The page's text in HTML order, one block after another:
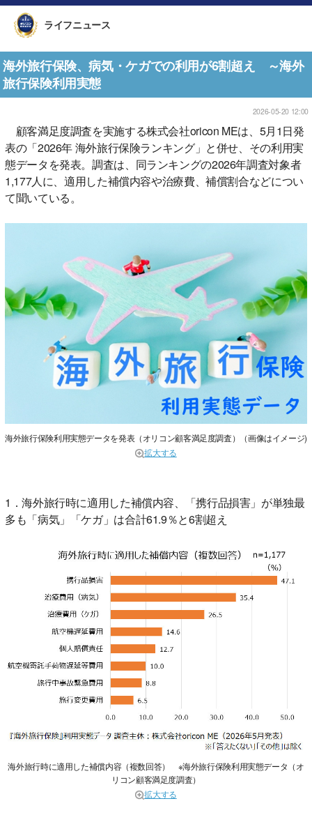
ライフニュース
海外旅行保険、病気・ケガでの利用が6割超え ～海外
旅行保険利用実態
2026-05-20 12:00
顧客満足度調査を実施する株式会社oricon MEは、5月1日発
表の「2026年 海外旅行保険ランキング」と併せ、その利用実
態データを発表。調査は、同ランキングの2026年調査対象者
1,177人に、適用した補償内容や治療費、補償割合などについ
て聞いている。
海外旅行保険利用実態データを発表（オリコン顧客満足度調査）（画像はイメージ)
拡大する
1．海外旅行時に適用した補償内容、「携行品損害」が単独最
多も「病気」「ケガ」は合計61.9％と6割超え
海外旅行時に適用した補償内容（複数回答） ※海外旅行保険利用実態データ（オ
リコン顧客満足度調査）
拡大する